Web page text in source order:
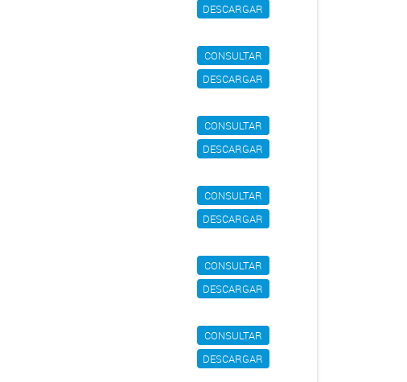
DESCARGAR
CONSULTAR
DESCARGAR
CONSULTAR
DESCARGAR
CONSULTAR
DESCARGAR
CONSULTAR
DESCARGAR
CONSULTAR
DESCARGAR